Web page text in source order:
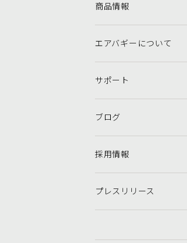
商品情報
エアバギーについて
サポート
ブログ
採用情報
プレスリリース